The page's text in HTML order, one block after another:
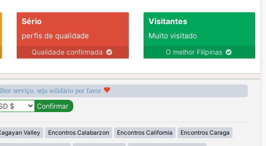
Sério
perfis de qualidade
Qualidade confirmada
Visitantes
Muito visitado
O melhor Filipinas
serviço, seja solidário por favor
Valley Encontros Calabarzon Encontros California Encontros Caraga